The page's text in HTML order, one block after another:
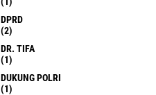
DPRD
(2)
DR. TIFA
(1)
DUKUNG POLRI
(1)